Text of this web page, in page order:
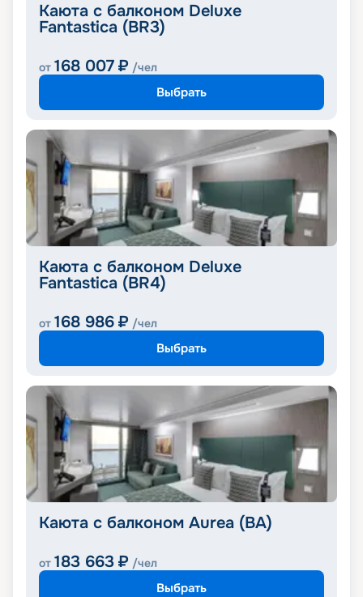
Каюта с балконом Deluxe
Fantastica (BR3)
от 168 007 ₽ /чел
Выбрать
Каюта с балконом Deluxe
Fantastica (BR4)
от 168 986 ₽ /чел
Выбрать
Каюта с балконом Aurea (BA)
от 183 663 ₽ /чел
Выбрать